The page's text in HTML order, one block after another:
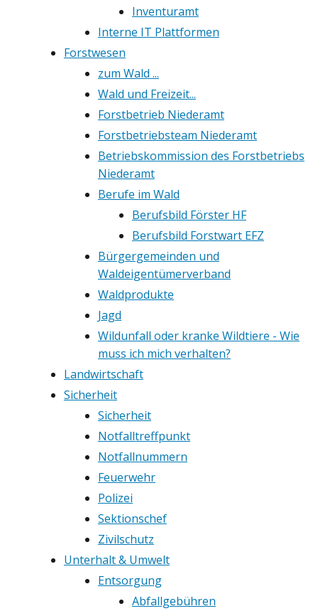
Inventuramt
Interne IT Plattformen
Forstwesen
zum Wald ...
Wald und Freizeit...
Forstbetrieb Niederamt
Forstbetriebsteam Niederamt
Betriebskommission des Forstbetriebs
Niederamt
Berufe im Wald
Berufsbild Förster HF
Berufsbild Forstwart EFZ
Bürgergemeinden und
Waldeigentümerverband
Waldprodukte
Jagd
Wildunfall oder kranke Wildtiere - Wie
muss ich mich verhalten?
Landwirtschaft
Sicherheit
Sicherheit
Notfalltreffpunkt
Notfallnummern
Feuerwehr
Polizei
Sektionschef
Zivilschutz
Unterhalt & Umwelt
Entsorgung
Abfallgebühren